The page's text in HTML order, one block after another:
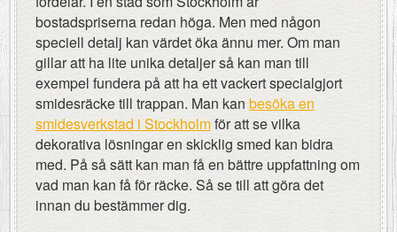
bostadspriserna redan höga. Men med någon
speciell detalj kan värdet öka ännu mer. Om man
gillar att ha lite unika detaljer så kan man till
exempel fundera på att ha ett vackert specialgjort
smidesräcke till trappan. Man kan besöka en
smidesverkstad i Stockholmför att se vilka
dekorativa lösningar en skicklig smed kan bidra
med. På så sätt kan man få en bättre uppfattning om
vad man kan få för räcke. Så se till att göra det
innan du bestämmer dig.